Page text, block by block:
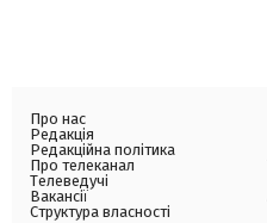
Про нас
Редакція
Редакційна політика
Про телеканал
Телеведучі
Вакансії
Структура власності